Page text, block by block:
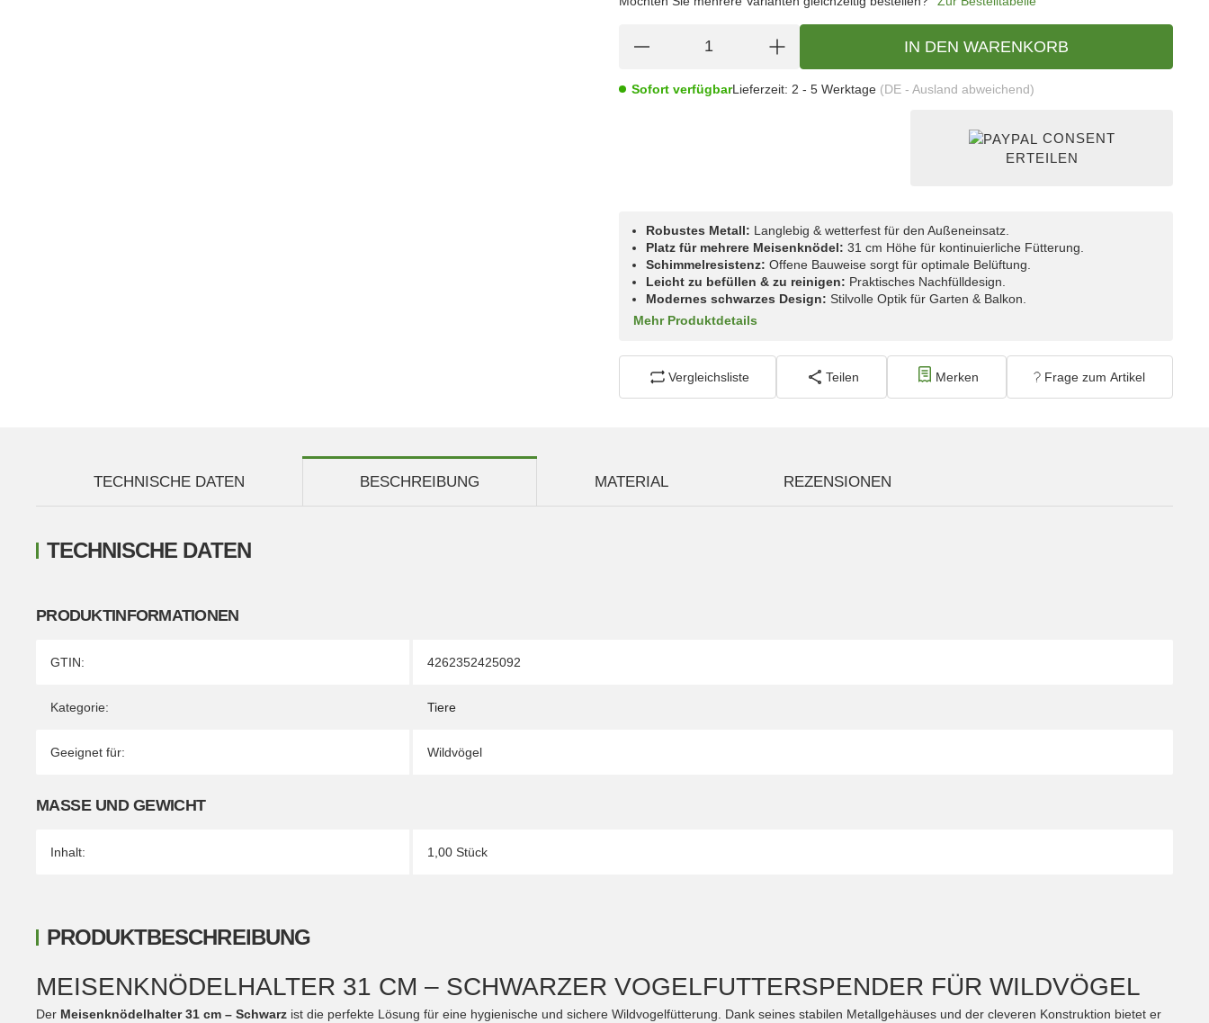
IN DEN WARENKORB
Sofort verfügbarLieferzeit: 2 - 5 Werktage (DE - Ausland abweichend)
CONSENT
ERTEILEN
Robustes Metall: Langlebig & wetterfest für den Außeneinsatz.
Platz für mehrere Meisenknödel: 31 cm Höhe für kontinuierliche Fütterung.
Schimmelresistenz: Offene Bauweise sorgt für optimale Belüftung.
Leicht zu befüllen & zu reinigen: Praktisches Nachfülldesign.
Modernes schwarzes Design: Stilvolle Optik für Garten & Balkon.
Mehr Produktdetails
Vergleichsliste Teilen Merken Frage zum Artikel
TECHNISCHE DATEN BESCHREIBUNG MATERIAL REZENSIONEN
TECHNISCHE DATEN
PRODUKTINFORMATIONEN
Produkteigenschaft
Wert
GTIN: 4262352425092
Kategorie: Tiere
Geeignet für: Wildvögel
MASSE UND GEWICHT
Inhalt: 1,00 Stück
PRODUKTBESCHREIBUNG
MEISENKNÖDELHALTER 31 CM – SCHWARZER VOGELFUTTERSPENDER FÜR WILDVÖGEL
Der Meisenknödelhalter 31 cm – Schwarz ist die perfekte Lösung für eine hygienische und sichere Wildvogelfütterung. Dank seines stabilen Metallgehäuses und der cleveren Konstruktion bietet er